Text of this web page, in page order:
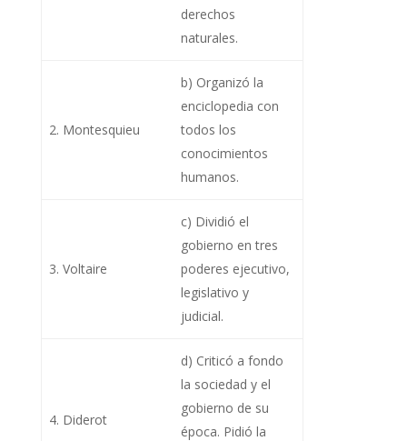
derechos
naturales.
2. Montesquieu
b) Organizó la
enciclopedia con
todos los
conocimientos
humanos.
3. Voltaire
c) Dividió el
gobierno en tres
poderes ejecutivo,
legislativo y
judicial.
4. Diderot
d) Criticó a fondo
la sociedad y el
gobierno de su
época. Pidió la